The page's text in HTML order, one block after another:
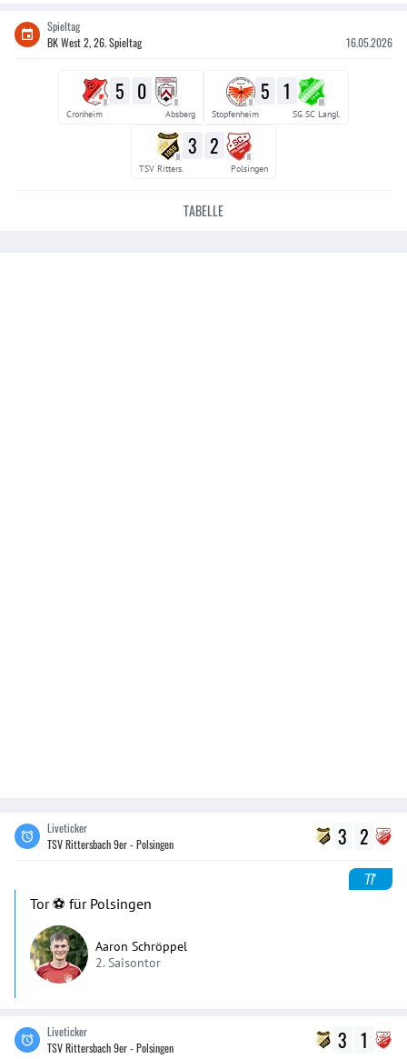
Spieltag
BK West 2, 26. Spieltag
16.05.2026
II 5 0 II
Cronheim Absberg
II 5 1 III
Stopfenheim SG SC Langl.
II 3 2 II
TSV Ritters. Polsingen
TABELLE
Liveticker
TSV Rittersbach 9er - Polsingen
3 2
77'
Tor ⚽️ für Polsingen
Aaron Schröppel
2. Saisontor
Liveticker
TSV Rittersbach 9er - Polsingen
3 1